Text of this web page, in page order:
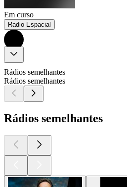
Em curso
Radio Espacial
Rádios semelhantes
Rádios semelhantes
Rádios semelhantes